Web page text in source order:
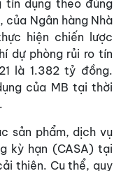
dụng theo đúng
của Ngân hàng Nhà
hiện chiến lược
dự phòng rủi ro tín
là 1.382 tỷ đồng.
của MB tại thời
sản phẩm, dịch vụ
kỳ hạn (CASA) tại
thiện. Cụ thể, quy